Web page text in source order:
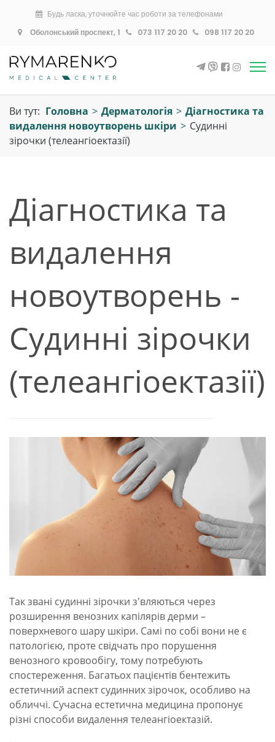
Будь ласка, уточнюйте час роботи за телефонами
Оболонський проспект, 1
073 117 20 20 098 117 20 20
Ви тут: Головна > Дерматологія > Діагностика та
видалення новоутворень шкіри > Судинні
зірочки (телеангіоектазії)
Діагностика та
видалення
новоутворень -
Судинні зірочки
(телеангіоектазії)
Так звані судинні зірочки з'вляються через
розширення венозних капілярів дерми –
поверхневого шару шкіри. Самі по собі вони не є
патологією, проте свідчать про порушення
венозного кровообігу, тому потребують
спостереження. Багатьох пацієнтів бентежить
естетичний аспект судинних зірочок, особливо на
обличчі. Сучасна естетична медицина пропонує
різні способи видалення телеангіоектазій.